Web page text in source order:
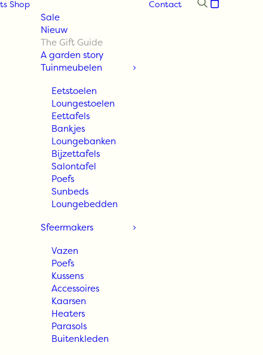
Shop
Sale
Nieuw
The Gift Guide
A garden story
Tuinmeubelen
Eetstoelen
Loungestoelen
Eettafels
Bankjes
Loungebanken
Bijzettafels
Salontafel
Poefs
Sunbeds
Loungebedden
Sfeermakers
Vazen
Poefs
Kussens
Accessoires
Kaarsen
Heaters
Parasols
Buitenkleden
Contact